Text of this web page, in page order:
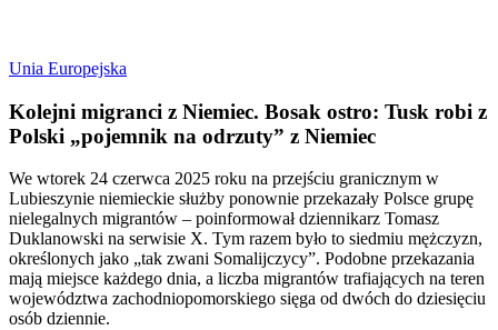
Unia Europejska
Kolejni migranci z Niemiec. Bosak ostro: Tusk robi z
Polski „pojemnik na odrzuty” z Niemiec
We wtorek 24 czerwca 2025 roku na przejściu granicznym w
Lubieszynie niemieckie służby ponownie przekazały Polsce grupę
nielegalnych migrantów – poinformował dziennikarz Tomasz
Duklanowski na serwisie X. Tym razem było to siedmiu mężczyzn,
określonych jako „tak zwani Somalijczycy”. Podobne przekazania
mają miejsce każdego dnia, a liczba migrantów trafiających na teren
województwa zachodniopomorskiego sięga od dwóch do dziesięciu
osób dziennie.